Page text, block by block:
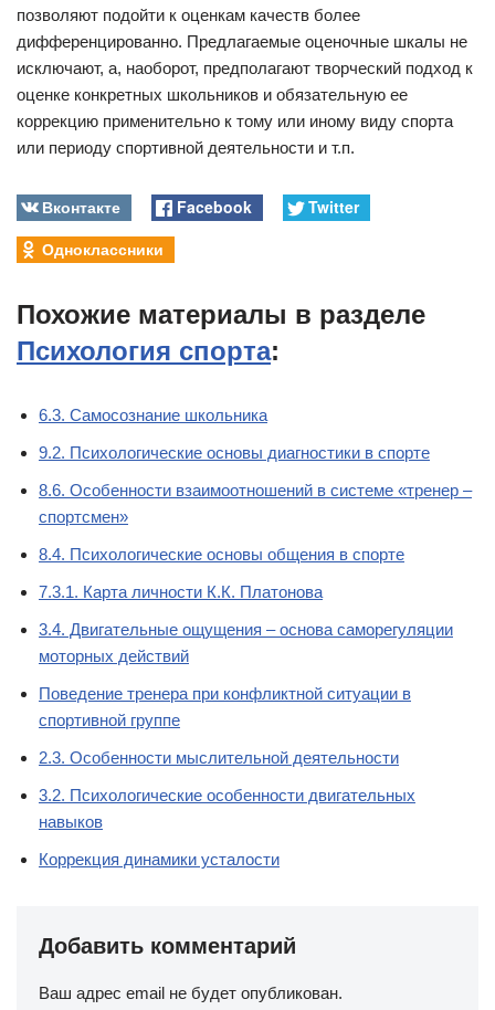
позволяют подойти к оценкам качеств более
дифференцированно. Предлагаемые оценочные шкалы не
исключают, а, наоборот, предполагают творческий подход к
оценке конкретных школьников и обязательную ее
коррекцию применительно к тому или иному виду спорта
или периоду спортивной деятельности и т.п.
Вконтакте Facebook
Twitter
Одноклассники
Похожие материалы в разделе
Психология спорта:
6.3. Самосознание школьника
9.2. Психологические основы диагностики в спорте
8.6. Особенности взаимоотношений в системе «тренер –
спортсмен»
8.4. Психологические основы общения в спорте
7.3.1. Карта личности К.К. Платонова
3.4. Двигательные ощущения – основа саморегуляции
моторных действий
Поведение тренера при конфликтной ситуации в
спортивной группе
2.3. Особенности мыслительной деятельности
3.2. Психологические особенности двигательных
навыков
Коррекция динамики усталости
Добавить комментарий
Ваш адрес email не будет опубликован.